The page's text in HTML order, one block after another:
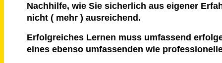
Nachhilfe, wie Sie sicherlich aus eigener
nicht ( mehr ) ausreichend.
Erfolgreiches Lernen muss umfassend
eines ebenso umfassenden wie